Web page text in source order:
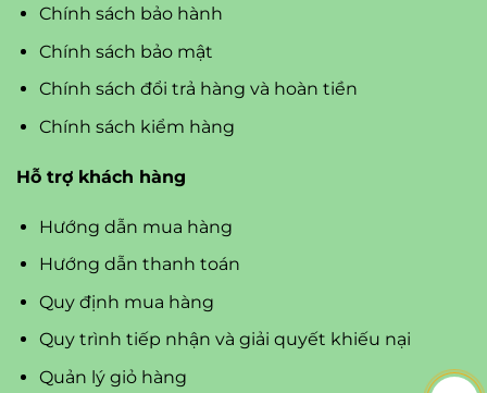
Chính sách bảo hành
Chính sách bảo mật
Chính sách đổi trả hàng và hoàn tiền
Chính sách kiểm hàng
Hỗ trợ khách hàng
Hướng dẫn mua hàng
Hướng dẫn thanh toán
Quy định mua hàng
Quy trình tiếp nhận và giải quyết khiếu nại
Quản lý giỏ hàng